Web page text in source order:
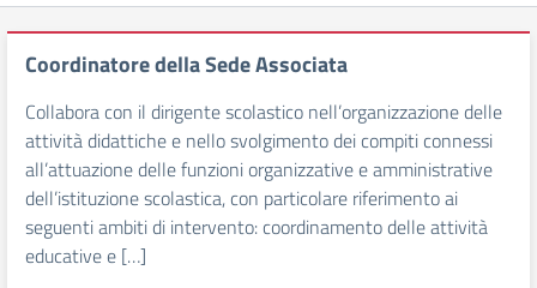
Coordinatore della Sede Associata
Collabora con il dirigente scolastico nell’organizzazione delle
attività didattiche e nello svolgimento dei compiti connessi
all’attuazione delle funzioni organizzative e amministrative
dell’istituzione scolastica, con particolare riferimento ai
seguenti ambiti di intervento: coordinamento delle attività
educative e […]